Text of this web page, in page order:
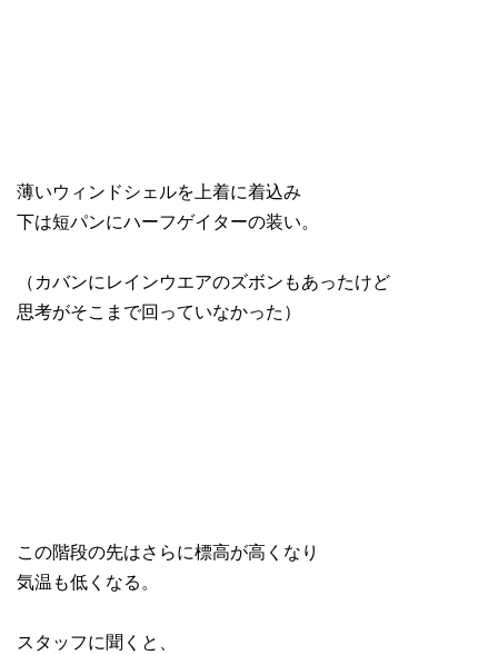
薄いウィンドシェルを上着に着込み
下は短パンにハーフゲイターの装い。
（カバンにレインウエアのズボンもあったけど
思考がそこまで回っていなかった）
この階段の先はさらに標高が高くなり
気温も低くなる。
スタッフに聞くと、